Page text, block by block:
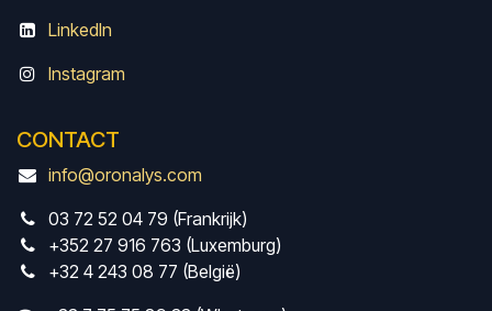
LinkedIn
Instagram
CONTACT
info@oronalys.com
03 72 52 04 79 (Frankrijk)
+352 27 916 763 (Luxemburg)
+32 4 243 08 77 (België)